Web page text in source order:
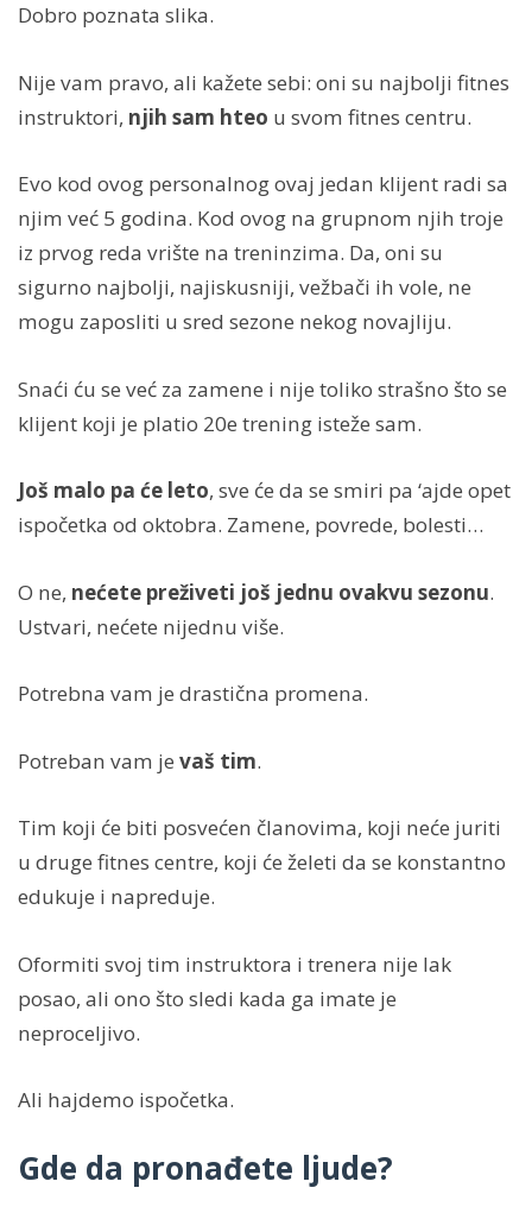
Dobro poznata slika.
Nije vam pravo, ali kažete sebi: oni su najbolji fitnes
instruktori, njih sam hteo u svom fitnes centru.
Evo kod ovog personalnog ovaj jedan klijent radi sa
njim već 5 godina. Kod ovog na grupnom njih troje
iz prvog reda vrište na treninzima. Da, oni su
sigurno najbolji, najiskusniji, vežbači ih vole, ne
mogu zaposliti u sred sezone nekog novajliju.
Snaći ću se već za zamene i nije toliko strašno što se
klijent koji je platio 20e trening isteže sam.
Još malo pa će leto, sve će da se smiri pa ‘ajde opet
ispočetka od oktobra. Zamene, povrede, bolesti…
O ne, nećete preživeti još jednu ovakvu sezonu.
Ustvari, nećete nijednu više.
Potrebna vam je drastična promena.
Potreban vam je vaš tim.
Tim koji će biti posvećen članovima, koji neće juriti
u druge fitnes centre, koji će želeti da se konstantno
edukuje i napreduje.
Oformiti svoj tim instruktora i trenera nije lak
posao, ali ono što sledi kada ga imate je
neproceljivo.
Ali hajdemo ispočetka.
Gde da pronađete ljude?